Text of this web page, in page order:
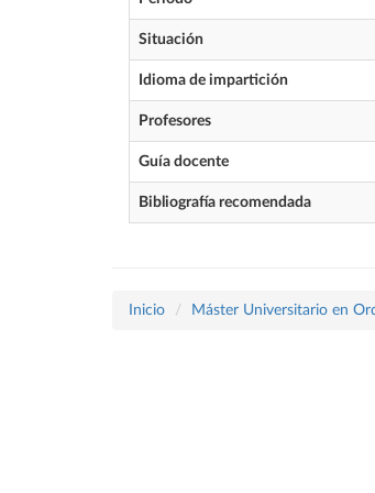
Situación
Idioma de impartición
Profesores
Guía docente
Bibliografía recomendada
Inicio Máster Universitario en